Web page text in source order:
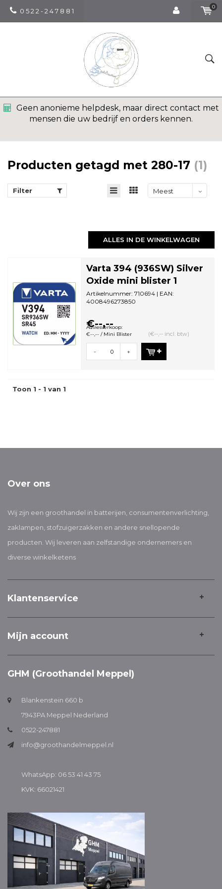
0 5 2 2 - 2 4 7 8 8 1
0
Geen anonieme helpdesk, maar direct contact met
mensen die uw bedrijf en orders kennen.
Producten getagd met 280-17 (1)
Filter
Meest
ALLES IN DE WINKELWAGEN
Varta 394 (936SW) Silver
Oxide mini blister 1
Artikelnummer: 710694 | EAN:
4008496273850
€--,--
Adviesverkoop:
€--,-- / Mini Blister
(€--,-- incl. btw)
- +
Toon 1 - 1 van 1
Over ons
Wij zijn een groothandel in batterijen, consumentenverlichting,
zaklampen, stofzuigerzakken en andere snellopende
producten. Wij leveren aan zelfstandige ondernemers en
diverse winkelketens
Klantenservice
Mijn account
GHM (Groothandel Meppel)
Blankenstein 660 b
7943PA Meppel Nederland
0522-247881
info@groothandelmeppel.nl
WhatsApp: 06 53 41 43 75
KVK: 66021421